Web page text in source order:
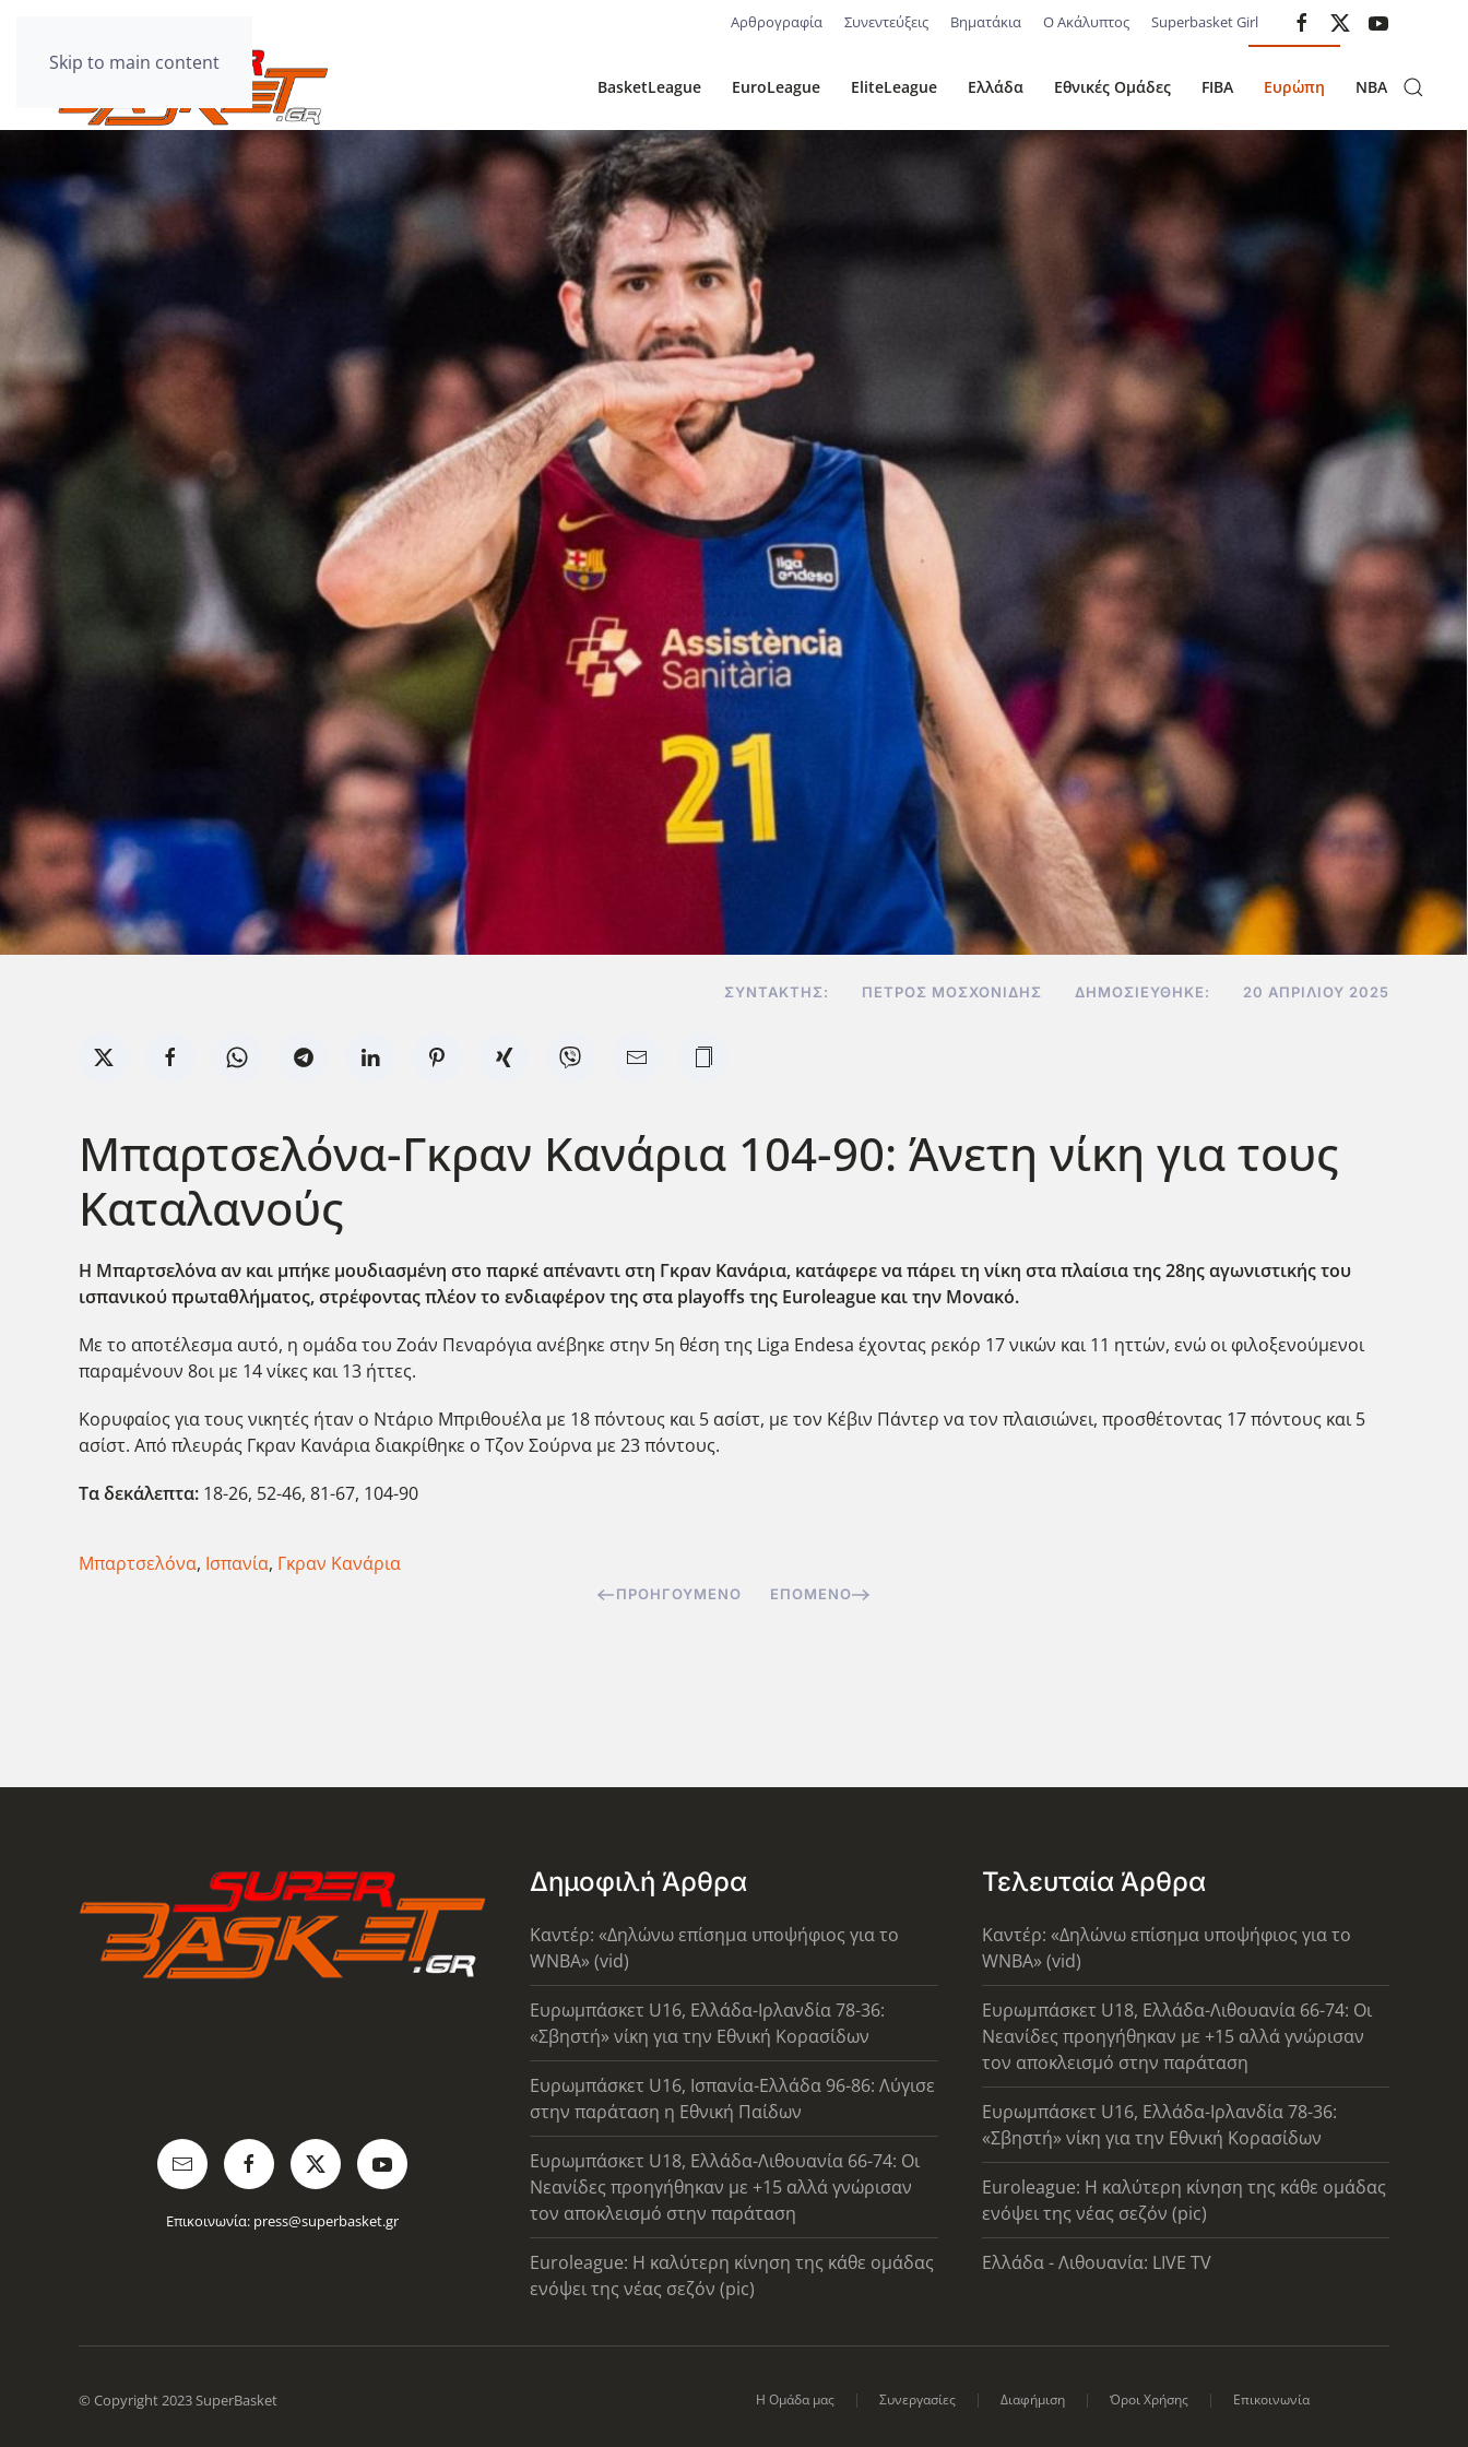
Skip to main content
Αρθρογραφία Συνεντεύξεις Βηματάκια Ο Ακάλυπτος Superbasket Girl
BasketLeague EuroLeague EliteLeague Ελλάδα Εθνικές Ομάδες FIBA Ευρώπη NBA
ΣΥΝΤΆΚΤΗΣ: ΠΈΤΡΟΣ ΜΟΣΧΟΝΊΔΗΣ ΔΗΜΟΣΙΕΎΘΗΚΕ: 20 ΑΠΡΙΛΊΟΥ 2025
Μπαρτσελόνα-Γκραν Κανάρια 104-90: Άνετη νίκη για τους
Καταλανούς
Η Μπαρτσελόνα αν και μπήκε μουδιασμένη στο παρκέ απέναντι στη Γκραν Κανάρια, κατάφερε να πάρει τη νίκη στα πλαίσια της 28ης αγωνιστικής του
ισπανικού πρωταθλήματος, στρέφοντας πλέον το ενδιαφέρον της στα playoffs της Euroleague και την Μονακό.
Με το αποτέλεσμα αυτό, η ομάδα του Ζοάν Πεναρόγια ανέβηκε στην 5η θέση της Liga Endesa έχοντας ρεκόρ 17 νικών και 11 ηττών, ενώ οι φιλοξενο΄υμενοι
παραμένουν 8οι με 14 νίκες και 13 ήττες.
Κορυφαίος για τους νικητές ήταν ο Ντάριο Μπριθουέλα με 18 πόντους και 5 ασίστ, με τον Κέβιν Πάντερ να τον πλαισιώνει, προσθέτοντας 17 πόντους και 5
ασίστ. Από πλευράς Γκραν Κανάρια διακρίθηκε ο Τζον Σούρνα με 23 πόντους.
Τα δεκάλεπτα: 18-26, 52-46, 81-67, 104-90
Μπαρτσελόνα, Ισπανία, Γκραν Κανάρια
ΠΡΟΗΓΟΎΜΕΝΟ ΕΠΌΜΕΝΟ
Επικοινωνία: press@superbasket.gr
Δημοφιλή Άρθρα
Καντέρ: «Δηλώνω επίσημα υποψήφιος για το
WNBA» (vid)
Ευρωμπάσκετ U16, Ελλάδα-Ιρλανδία 78-36:
«Σβηστή» νίκη για την Εθνική Κορασίδων
Ευρωμπάσκετ U16, Ισπανία-Ελλάδα 96-86: Λύγισε
στην παράταση η Εθνική Παίδων
Ευρωμπάσκετ U18, Ελλάδα-Λιθουανία 66-74: Οι
Νεανίδες προηγήθηκαν με +15 αλλά γνώρισαν
τον αποκλεισμό στην παράταση
Euroleague: Η καλύτερη κίνηση της κάθε ομάδας
ενόψει της νέας σεζόν (pic)
Τελευταία Άρθρα
Καντέρ: «Δηλώνω επίσημα υποψήφιος για το
WNBA» (vid)
Ευρωμπάσκετ U18, Ελλάδα-Λιθουανία 66-74: Οι
Νεανίδες προηγήθηκαν με +15 αλλά γνώρισαν
τον αποκλεισμό στην παράταση
Ευρωμπάσκετ U16, Ελλάδα-Ιρλανδία 78-36:
«Σβηστή» νίκη για την Εθνική Κορασίδων
Euroleague: Η καλύτερη κίνηση της κάθε ομάδας
ενόψει της νέας σεζόν (pic)
Ελλάδα - Λιθουανία: LIVE TV
© Copyright 2023 SuperBasket Η Ομάδα μας Συνεργασίες Διαφήμιση Όροι Χρήσης Επικοινωνία